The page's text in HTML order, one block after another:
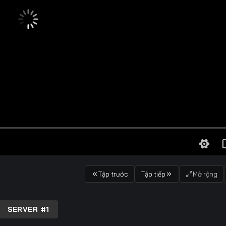
Tập trước Tập tiếp Mở rộng
SERVER #1